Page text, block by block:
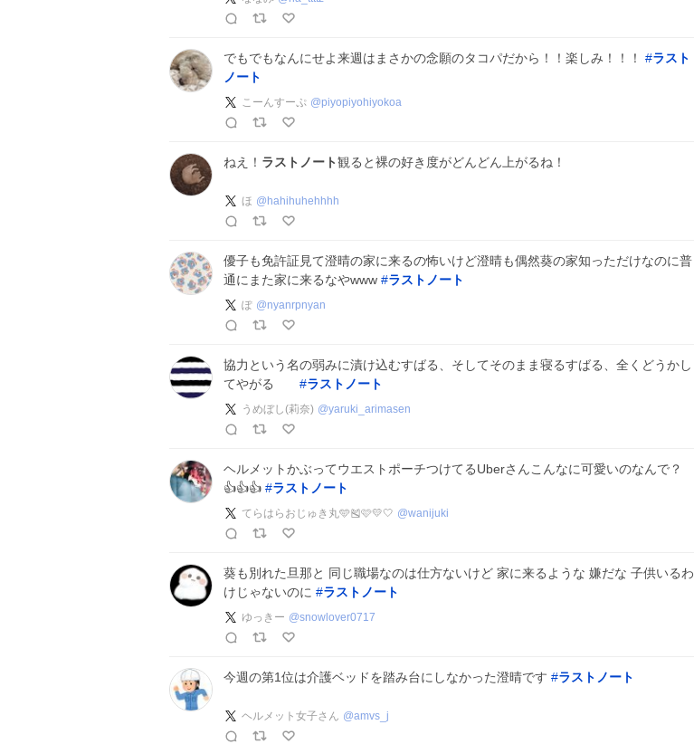
でもでもなんにせよ来週はまさかの念願のタコパだから！！楽しみ！！！ #ラスト
ノート
こーんすーぷ @piyopiyohiyokoa
ねえ！ ラストノート観ると裸の好き度がどんどん上がるね！
ほ @ hahihuhehhhh
優子も免許証見て澄晴の家に来るの怖いけど澄晴も偶然葵の家知っただけなのに普
通にまた家に来るなやwww #ラストノート
ぽ @nyanrpnyan
協力という名の弱みに漬け込むすばる、そしてそのまま寝るすばる、全くどうかし
てやがる #ラストノート
うめぼし(莉奈) @yaruki_arimasen
ヘルメットかぶってウエストポーチつけてるUberさんこんなに可愛いのなんで？
👍👍👍 #ラストノート
てらはらおじゅき丸🩵🎽🩷💛🤍 @wanijuki
葵も別れた旦那と 同じ職場なのは仕方ないけど 家に来るような 嫌だな 子供いるわ
けじゃないのに #ラストノート
ゆっきー @snowlover0717
今週の第1位は介護ベッドを踏み台にしなかった澄晴です #ラストノート
ヘルメット女子さん @amvs_j